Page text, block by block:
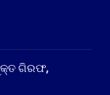
ଗିରଫ,